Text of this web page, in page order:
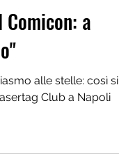
a
alle stelle: così si
Club a Napoli